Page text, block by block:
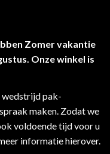
Zomer vakantie
Onze winkel is
wedstrijd pak-
maken. Zodat we
voldoende tijd voor u
informatie hierover.